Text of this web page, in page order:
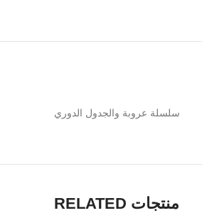
سلسلة عروبة والجدول الدوري
RELATED منتجات